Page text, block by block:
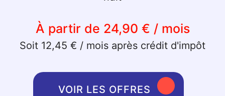
À partir de 24,90 € / mois
Soit 12,45 € / mois après crédit d'impôt
VOIR LES OFFRES